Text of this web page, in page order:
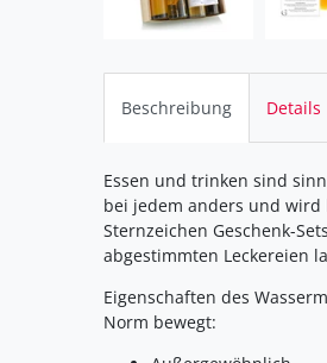
Beschreibung Details
Essen und trinken sind
bei jedem anders und wird
Sternzeichen Geschenk-
abgestimmten Leckereien
Eigenschaften des
Norm bewegt: